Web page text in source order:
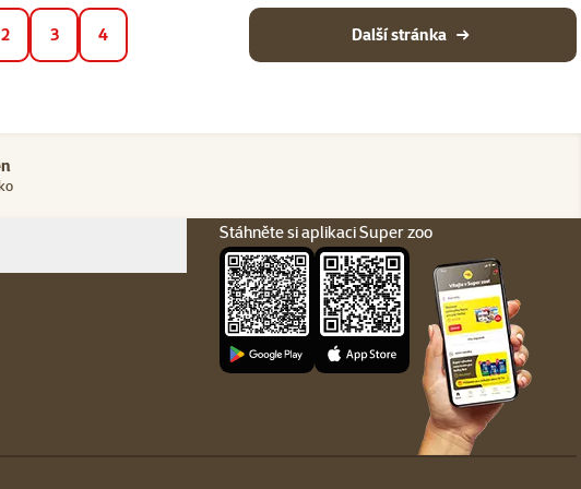
2 3 4 Další stránka
Stáhněte si aplikaci Super zoo